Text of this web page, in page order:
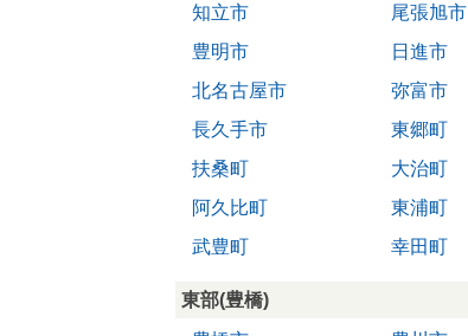
知立市
尾張旭市
豊明市
日進市
北名古屋市
弥富市
長久手市
東郷町
扶桑町
大治町
阿久比町
東浦町
武豊町
幸田町
東部(豊橋)